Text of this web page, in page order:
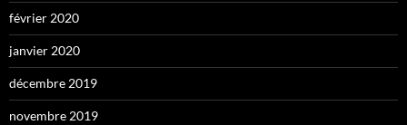
février 2020
janvier 2020
décembre 2019
novembre 2019